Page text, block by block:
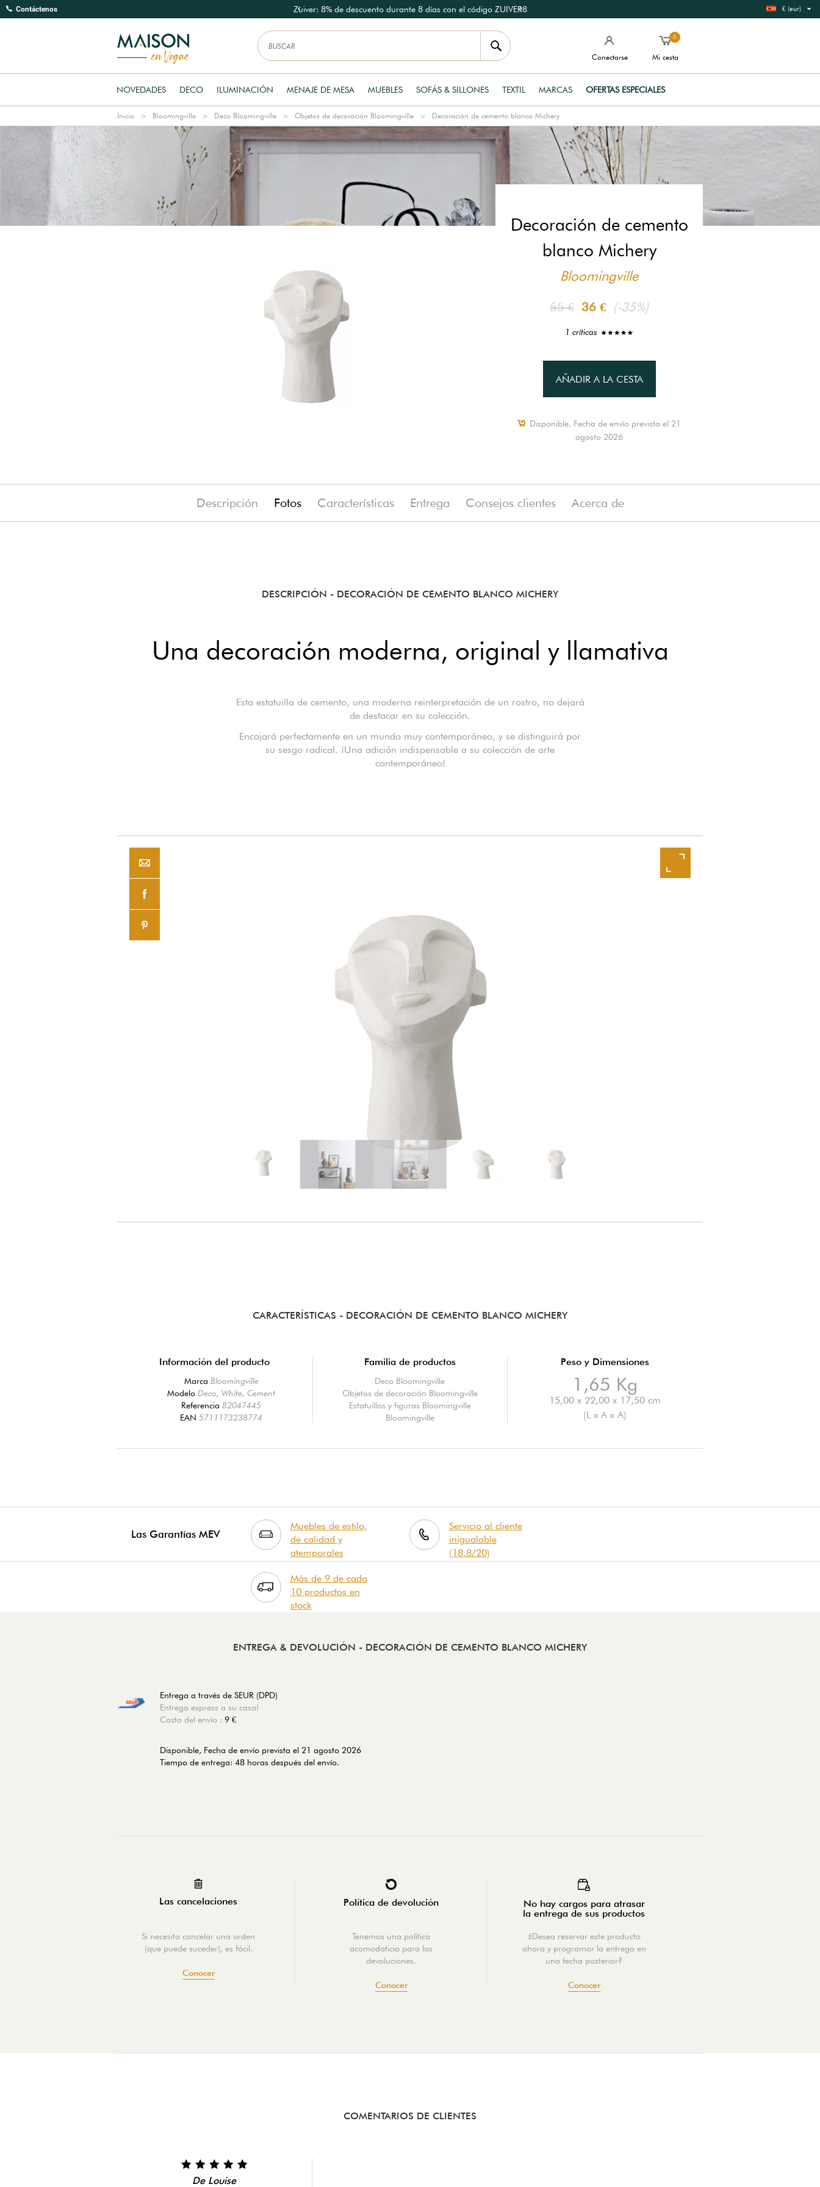
Contáctenos Zuiver: 8% de descuento durante 8 días con el código ZUIVER8 € (eur)
Conectarse
0
Mi cesta
NOVEDADES DECO ILUMINACIÓN MENAJE DE MESA MUEBLES SOFÁS & SILLONES TEXTIL MARCAS OFERTAS ESPECIALES
Inicio Bloomingville Deco Bloomingville Objetos de decoración Bloomingville Decoración de cemento blanco Michery
Decoración de cemento
blanco Michery
Bloomingville
55 € 36 € (-35%)
1 críticas
AÑADIR A LA CESTA
Disponible, Fecha de envío prevista el 21
agosto 2026
Descripción Fotos Características Entrega Consejos clientes Acerca de
55 € (-35%)
DESCRIPCIÓN - DECORACIÓN DE CEMENTO BLANCO MICHERY
Una decoración moderna, original y llamativa
Esta estatuilla de cemento, una moderna reinterpretación de un rostro, no dejará
de destacar en su colección.
Encajará perfectamente en un mundo muy contemporáneo, y se distinguirá por
su sesgo radical. ¡Una adición indispensable a su colección de arte
contemporáneo!
CARACTERÍSTICAS - DECORACIÓN DE CEMENTO BLANCO MICHERY
Información del producto
Marca Bloomingville
ModeloDeco, White, Cement
Referencia82047445
EAN5711173238774
Familia de productos
Deco Bloomingville
Objetos de decoración Bloomingville
Estatuillas y figuras Bloomingville
Bloomingville
Peso y Dimensiones
1,65 Kg
15,00 x 22,00 x 17,50 cm
(L x A x A)
Las Garantías MEV
Muebles de estilo,
de calidad y
atemporales
Servicio al cliente
inigualable
(18.8/20)
Más de 9 de cada
10 productos en
stock
ENTREGA & DEVOLUCIÓN - DECORACIÓN DE CEMENTO BLANCO MICHERY
Entrega a través de SEUR (DPD)
Entrega express a su casa!
Costo del envío : 9 €
Disponible, Fecha de envío prevista el 21 agosto 2026
Tiempo de entrega: 48 horas después del envío.
Las cancelaciones
Si necesita cancelar una orden
(que puede suceder), es fácil.
Conocer
Política de devolución
Tenemos una política
acomodaticia para las
devoluciones.
Conocer
No hay cargos para atrasar
la entrega de sus productos
¿Desea reservar este producto
ahora y programar la entrega en
una fecha posterior?
Conocer
COMENTARIOS DE CLIENTES
De Louise